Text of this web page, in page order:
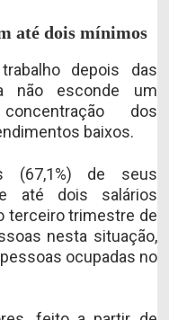
até dois mínimos
depois das
não esconde um
dos
baixos.
(67,1%) de seus
até dois salários
terceiro trimestre de
nesta situação,
ocupadas no